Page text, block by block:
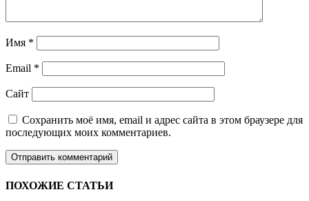
Имя *
Email *
Сайт
Сохранить моё имя, email и адрес сайта в этом браузере для
последующих моих комментариев.
ПОХОЖИЕ СТАТЬИ